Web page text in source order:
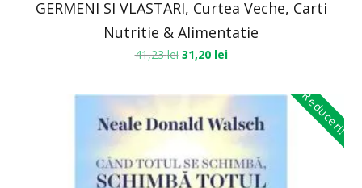
GERMENI SI VLASTARI, Curtea Veche, Carti
Nutritie & Alimentatie
41,23lei 31,20 lei
Reduceri!